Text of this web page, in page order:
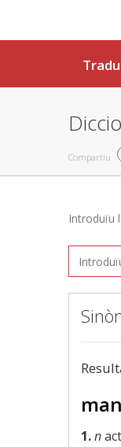
Compartiu
Introduïu
1.n